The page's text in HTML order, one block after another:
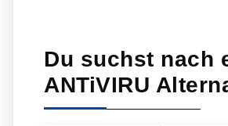
Du suchst nach
ANTiVIRU